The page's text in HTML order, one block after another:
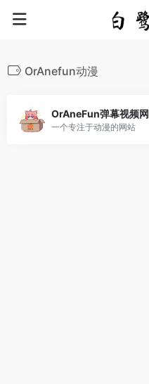
OrAnefun动漫
OrAneFun弹幕视频网
一个专注于动漫的网站